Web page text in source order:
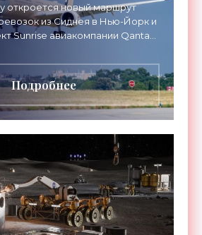
откроется новый маршрут
из Сиднея в Нью-Йорк и
Sunrise авиакомпании Qantas
до 24
Подробнее